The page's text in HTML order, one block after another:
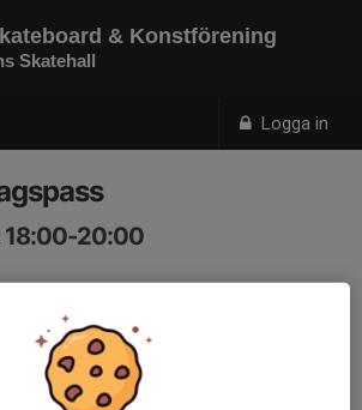
Logga in
& Konstförening
Skatehall
18:00-20:00